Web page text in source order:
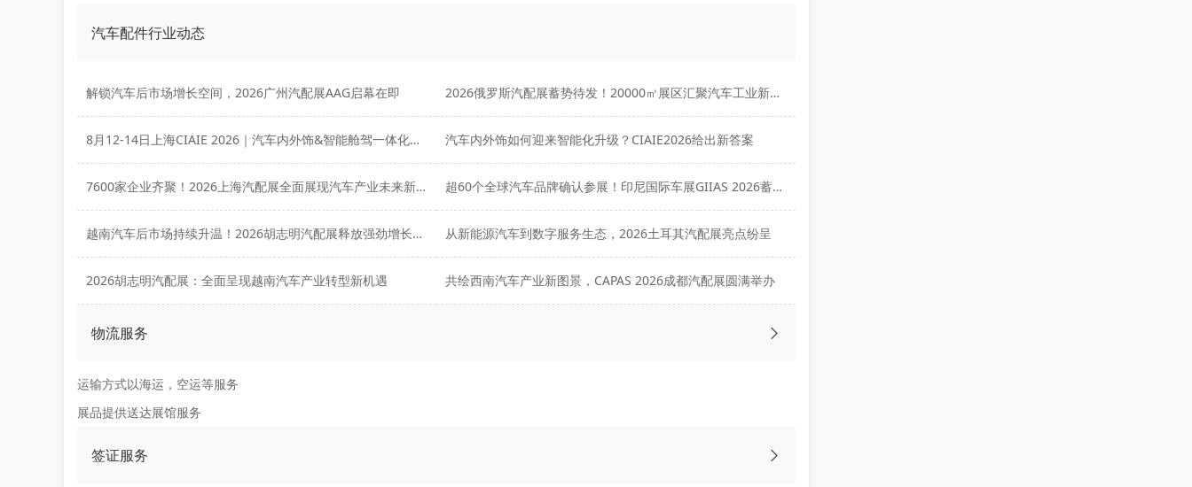
汽车配件行业动态
解锁汽车后市场增长空间，2026广州汽配展AAG启幕在即 2026俄罗斯汽配展蓄势待发！20000㎡展区汇聚汽车工业新力量
8月12-14日上海CIAIE 2026｜汽车内外饰&智能舱驾一体化展观展指南 汽车内外饰如何迎来智能化升级？CIAIE2026给出新答案
7600家企业齐聚！2026上海汽配展全面展现汽车产业未来新趋势 超60个全球汽车品牌确认参展！印尼国际车展GIIAS 2026蓄势待发
越南汽车后市场持续升温！2026胡志明汽配展释放强劲增长动能 从新能源汽车到数字服务生态，2026土耳其汽配展亮点纷呈
2026胡志明汽配展：全面呈现越南汽车产业转型新机遇 共绘西南汽车产业新图景，CAPAS 2026成都汽配展圆满举办
物流服务
运输方式以海运，空运等服务
展品提供送达展馆服务
签证服务